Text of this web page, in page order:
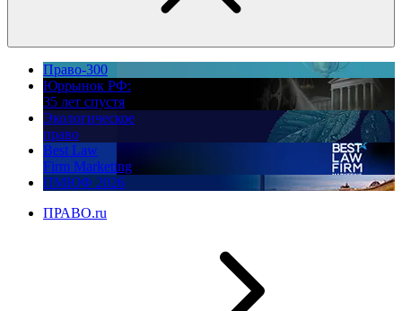
Право-300
Юррынок РФ:
35 лет спустя
Экологическое
право
Best Law
Firm Marketing
ПМЮФ 2026
ПРАВО.ru